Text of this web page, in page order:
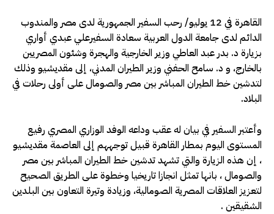
القاهرة في 12 يوليو/ رحب السفير الجمهورية لدى مصر والمندوب
الدائم لدى جامعة الدول العربية سعادة السفيرعلي عبدي أواري
بزيارة د. بدر عبد العاطي وزير الخارجية والهجرة وشئون المصريين
بالخارج، و د. سامح الحفني وزير الطيران المدني، إلى مقديشيو وذلك
لتدشين خط الطيران المباشر بين مصر والصومال على أولى رحلات في
البلاد.
وأعتبر السفير في بيان له عقب وداعه الوفد الوزاري المصري رفيع
المستوى اليوم بمطار القاهرة قبيل توجههم إلى العاصمة مقديشيو
، إن هذه الزيارة والتي تشهد تدشين خط الطيران المباشر بين مصر
والصومال ، بانها تمثل انجازا تاريخيا وخطوة على الطريق الصحيح
لتعزيز العلاقات المصرية الصومالية، وزيادة وتيرة التعاون بين البلدين
الشقيقين .